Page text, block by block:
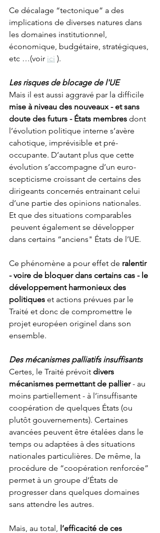
Ce décalage “tectonique” a des
implications de diverses natures dans
les domaines institutionnel,
économique, budgétaire, stratégiques,
etc …(voir ici ).
Les risques de blocage de l'UE
Mais il est aussi aggravé par la difficile
mise à niveau des nouveaux - et sans
doute des futurs - États membres dont
l’évolution politique interne s’avère
cahotique, imprévisible et pré-
occupante. D’autant plus que cette
évolution s’accompagne d’un euro-
scepticisme croissant de certains des
dirigeants concernés entrainant celui
d’une partie des opinions nationales.
Et que des situations comparables
peuvent également se développer
dans certains “anciens" États de l’UE.
Ce phénomène a pour effet de ralentir
- voire de bloquer dans certains cas - le
développement harmonieux des
politiques et actions prévues par le
Traité et donc de compromettre le
projet européen originel dans son
ensemble.
Des mécanismes palliatifs insuffisants
Certes, le Traité prévoit divers
mécanismes permettant de pallier - au
moins partiellement - à l’insuffisante
coopération de quelques États (ou
plutôt gouvernements). Certaines
avancées peuvent être étalées dans le
temps ou adaptées à des situations
nationales particulières. De même, la
procédure de “coopération renforcée”
permet à un groupe d’États de
progresser dans quelques domaines
sans attendre les autres.
Mais, au total, l’efficacité de ces